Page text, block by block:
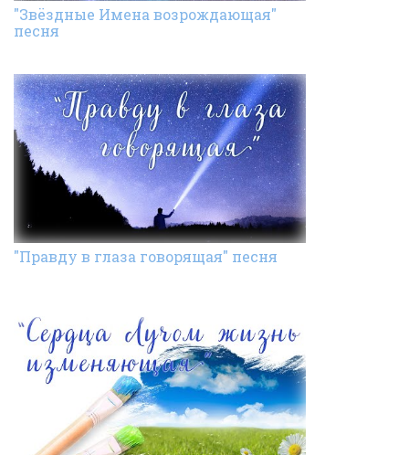
"Звёздные Имена возрождающая"
песня
"Правду в глаза говорящая" песня